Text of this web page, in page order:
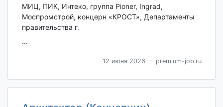
МИЦ, ПИК, Интеко, группа Pioner, Ingrad,
Моспромстрой, концерн «КРОСТ», Департаменты
правительства г.
...
12 июня 2026 — premium-job.ru